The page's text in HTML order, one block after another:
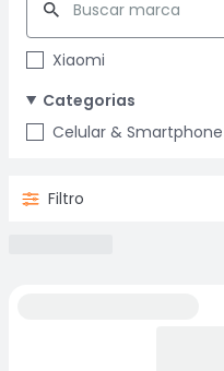
Xiaomi
Categorias
Celular & Smartphone
Filtro